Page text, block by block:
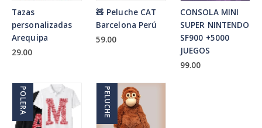
Tazas
personalizadas
Arequipa
29.00
🧸 Peluche CAT
Barcelona Perú
59.00
CONSOLA MINI
SUPER NINTENDO
SF900 +5000
JUEGOS
99.00
POLERA PELUCHE